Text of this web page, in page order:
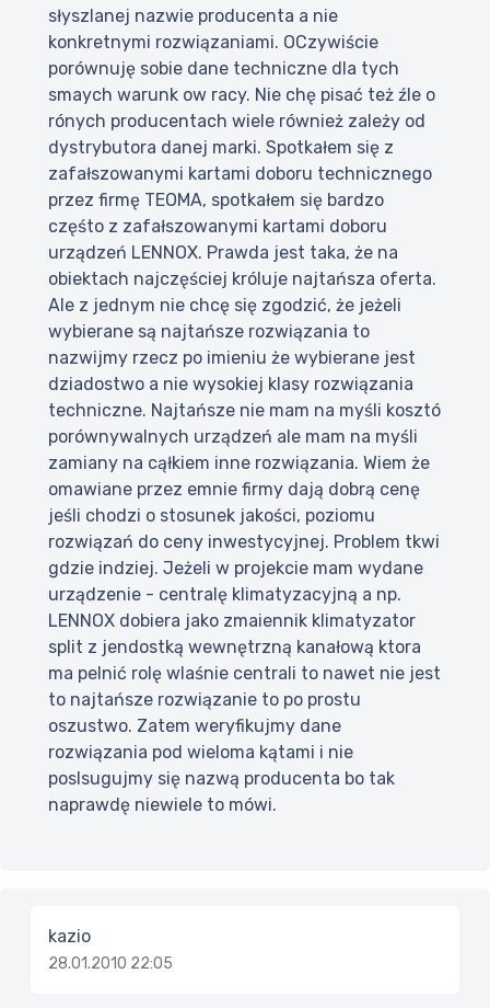
słyszlanej nazwie producenta a nie
konkretnymi rozwiązaniami. OCzywiście
porównuję sobie dane techniczne dla tych
smaych warunk ow racy. Nie chę pisać też źle o
rónych producentach wiele również zależy od
dystrybutora danej marki. Spotkałem się z
zafałszowanymi kartami doboru technicznego
przez firmę TEOMA, spotkałem się bardzo
częśto z zafałszowanymi kartami doboru
urządzeń LENNOX. Prawda jest taka, że na
obiektach najczęściej króluje najtańsza oferta.
Ale z jednym nie chcę się zgodzić, że jeżeli
wybierane są najtańsze rozwiązania to
nazwijmy rzecz po imieniu że wybierane jest
dziadostwo a nie wysokiej klasy rozwiązania
techniczne. Najtańsze nie mam na myśli kosztó
porównywalnych urządzeń ale mam na myśli
zamiany na cąłkiem inne rozwiązania. Wiem że
omawiane przez emnie firmy dają dobrą cenę
jeśli chodzi o stosunek jakości, poziomu
rozwiązań do ceny inwestycyjnej. Problem tkwi
gdzie indziej. Jeżeli w projekcie mam wydane
urządzenie - centralę klimatyzacyjną a np.
LENNOX dobiera jako zmaiennik klimatyzator
split z jendostką wewnętrzną kanałową ktora
ma pelnić rolę wlaśnie centrali to nawet nie jest
to najtańsze rozwiązanie to po prostu
oszustwo. Zatem weryfikujmy dane
rozwiązania pod wieloma kątami i nie
poslsugujmy się nazwą producenta bo tak
naprawdę niewiele to mówi.
kazio
28.01.2010 22:05